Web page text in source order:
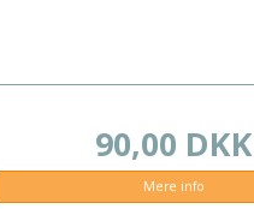
90,00 DKK
Mere info